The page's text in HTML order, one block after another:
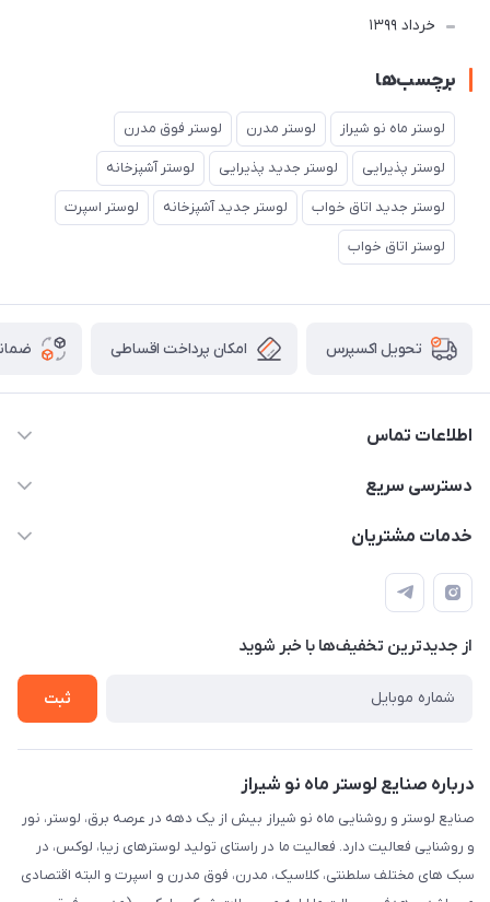
خرداد 1399
برچسب‌ها
لوستر ماه نو شیراز لوستر مدرن لوستر فوق مدرن
لوستر پذیرایی لوستر جدید پذیرایی لوستر آشپزخانه
لوستر جدید اتاق خواب لوستر جدید آشپزخانه لوستر اسپرت
لوستر اتاق خواب
تحویل اکسپرس امکان پرداخت اقساطی
اطلاعات تماس
09171115348
طبقه همکف واحد 131
دسترسی سریع
مجله فروشگاه
درباره ما
تماس با ما
خدمات مشتریان
قوانین و مقررات
حریم خصوصی
راهنما
از جدید‌ترین تخفیف‌ها با‌ خبر شوید
ثبت
درباره صنایع لوستر ماه نو شیراز
صنایع لوستر و روشنایی ماه نو شیراز بیش از یک دهه در عرصه برق، لوستر، نور
و روشنایی فعالیت دارد. فعالیت ما در راستای تولید لوسترهای زیبا، لوکس، در
سبک های مختلف سلطنتی، کلاسیک، مدرن، فوق مدرن و اسپرت و البته اقتصادی